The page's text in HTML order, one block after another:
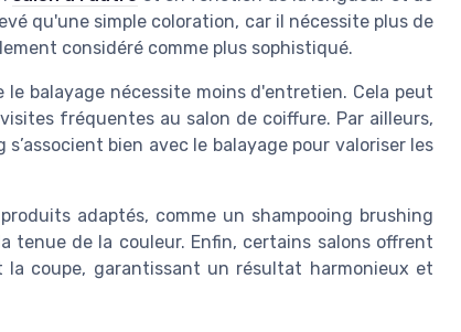
qu'une simple coloration, car il nécessite plus de
considéré comme plus sophistiqué.
balayage nécessite moins d'entretien. Cela peut
fréquentes au salon de coiffure. Par ailleurs,
bien avec le balayage pour valoriser les
adaptés, comme un shampooing brushing
tenue de la couleur. Enfin, certains salons offrent
coupe, garantissant un résultat harmonieux et